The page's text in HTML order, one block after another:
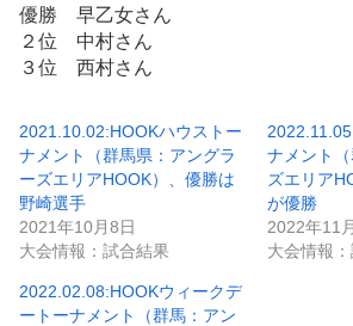
優勝 早乙女さん
２位 中村さん
３位 西村さん
2021.10.02:HOOKハウストー
ナメント（群馬県：アングラ
ーズエリアHOOK）、優勝は
野崎選手
2021年10月8日
大会情報：試合結果
ナメント
ズエリア
が優勝
2022年11
大会情報
2022.02.08:HOOKウィークデ
ートーナメント（群馬：アン